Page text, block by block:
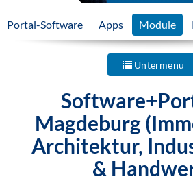
Portal-Software Apps Module
Untermenü
Magdeburg
Architektur,
&